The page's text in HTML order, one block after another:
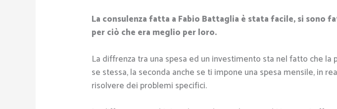
La consulenza fatta a Fabio Battaglia è stata facile, si sono
per ciò che era meglio per loro.
La diffrenza tra una spesa ed un investimento sta nel fatto che la
se stessa, la seconda anche se ti impone una spesa mensile, in
risolvere dei problemi specifici.